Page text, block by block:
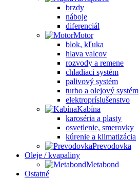
brzdy
náboje
diferenciál
Motor
blok, kľuka
hlava valcov
rozvody a remene
chladiaci systém
palivový systém
turbo a olejový systém
elektropríslušenstvo
Kabína
karoséria a plasty
osvetlenie, smerovky
kúrenie a klimatizácia
Prevodovka
Oleje / kvapaliny
Metabond
Ostatné